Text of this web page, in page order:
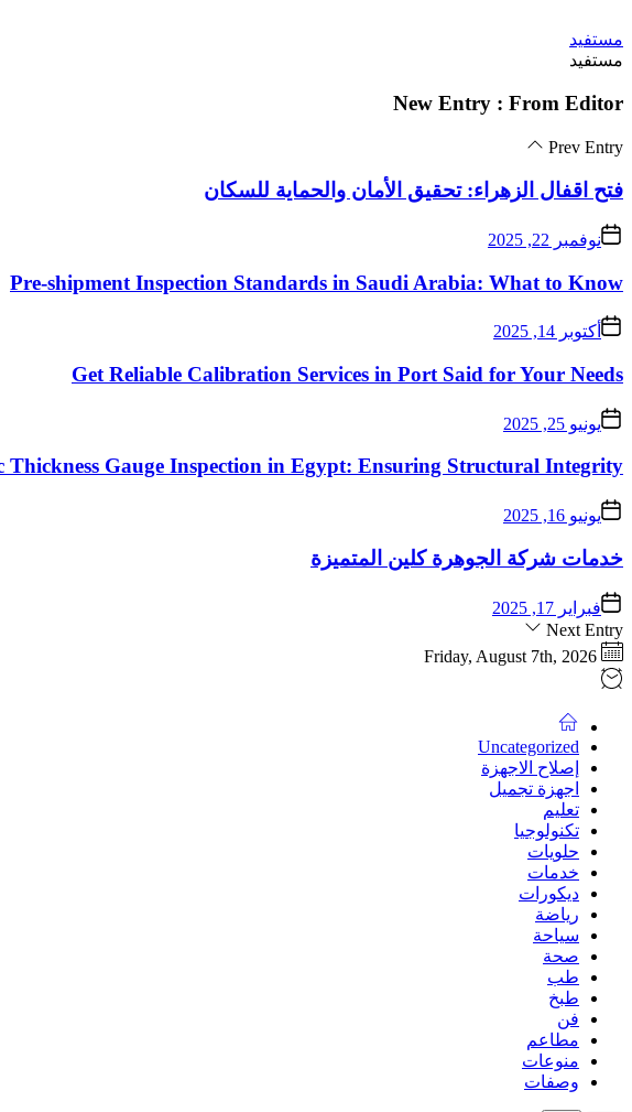
Skip
to
content
مستفيد
مستفيد
New Entry : From Editor
Prev Entry
فتح اقفال الزهراء: تحقيق الأمان والحماية للسكان
نوفمبر 22, 2025
Pre-shipment Inspection Standards in Saudi Arabia: What to Know
أكتوبر 14, 2025
Get Reliable Calibration Services in Port Said for Your Needs
يونيو 25, 2025
Thickness Gauge Inspection in Egypt: Ensuring Structural Integrity
يونيو 16, 2025
خدمات شركة الجوهرة كلين المتميزة
فبراير 17, 2025
Next Entry
Friday, August 7th, 2026
Uncategorized
إصلاح الاجهزة
اجهزة تجميل
تعليم
تكنولوجيا
حلويات
خدمات
ديكورات
رياضة
سياحة
صحة
طب
طبخ
فن
مطاعم
منوعات
وصفات